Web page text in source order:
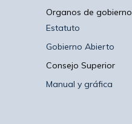
Organos de gobierno
Estatuto
Gobierno Abierto
Consejo Superior
Manual y gráfica